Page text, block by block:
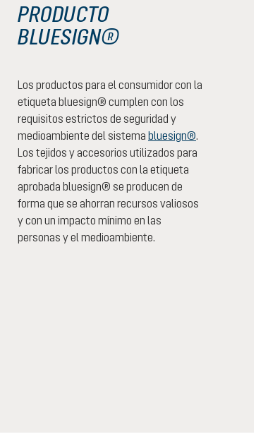
PRODUCTO
BLUESIGN®
Los productos para el consumidor con la
etiqueta bluesign® cumplen con los
requisitos estrictos de seguridad y
medioambiente del sistema bluesign®.
Los tejidos y accesorios utilizados para
fabricar los productos con la etiqueta
aprobada bluesign® se producen de
forma que se ahorran recursos valiosos
y con un impacto mínimo en las
personas y el medioambiente.